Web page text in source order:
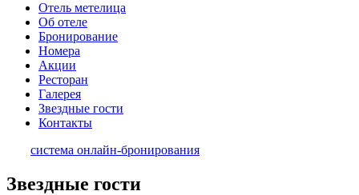
Отель метелица
Об отеле
Бронирование
Номера
Акции
Ресторан
Галерея
Звездные гости
Контакты
система онлайн-бронирования
Звездные гости